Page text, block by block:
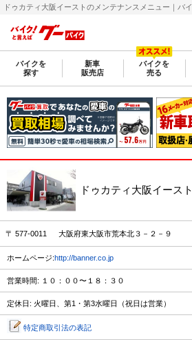
バイクを
探す
新車
販売店
バイクを
売る
ドゥカティ大阪イースト
〒 577-0011 大阪府東大阪市荒本北３－２－９
ホームページ:http://banner.co.jp
営業時間: １０：００〜１８：３０
定休日: 火曜日、第1・第3水曜日（祝日は営業）
特定商取引法の表記